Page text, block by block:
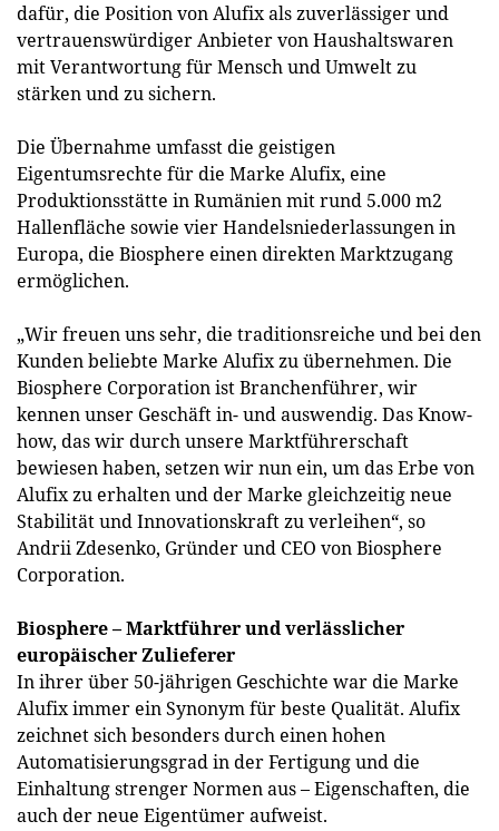
dafür, die Position von Alufix als zuverlässiger und
vertrauenswürdiger Anbieter von Haushaltswaren
mit Verantwortung für Mensch und Umwelt zu
stärken und zu sichern.
Die Übernahme umfasst die geistigen
Eigentumsrechte für die Marke Alufix, eine
Produktionsstätte in Rumänien mit rund 5.000 m2
Hallenfläche sowie vier Handelsniederlassungen in
Europa, die Biosphere einen direkten Marktzugang
ermöglichen.
„Wir freuen uns sehr, die traditionsreiche und bei den
Kunden beliebte Marke Alufix zu übernehmen. Die
Biosphere Corporation ist Branchenführer, wir
kennen unser Geschäft in- und auswendig. Das Know-
how, das wir durch unsere Marktführerschaft
bewiesen haben, setzen wir nun ein, um das Erbe von
Alufix zu erhalten und der Marke gleichzeitig neue
Stabilität und Innovationskraft zu verleihen“, so
Andrii Zdesenko, Gründer und CEO von Biosphere
Corporation.
Biosphere – Marktführer und verlässlicher
europäischer Zulieferer
In ihrer über 50-jährigen Geschichte war die Marke
Alufix immer ein Synonym für beste Qualität. Alufix
zeichnet sich besonders durch einen hohen
Automatisierungsgrad in der Fertigung und die
Einhaltung strenger Normen aus – Eigenschaften, die
auch der neue Eigentümer aufweist.